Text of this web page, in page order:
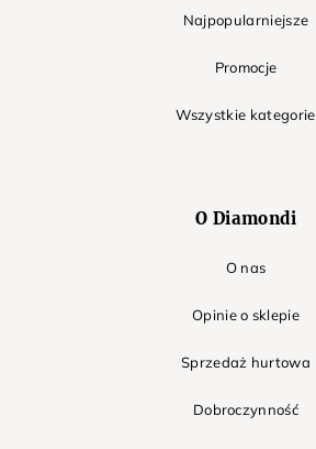
Najpopularniejsze
Promocje
Wszystkie kategorie
O Diamondi
O nas
Opinie o sklepie
Sprzedaż hurtowa
Dobroczynność